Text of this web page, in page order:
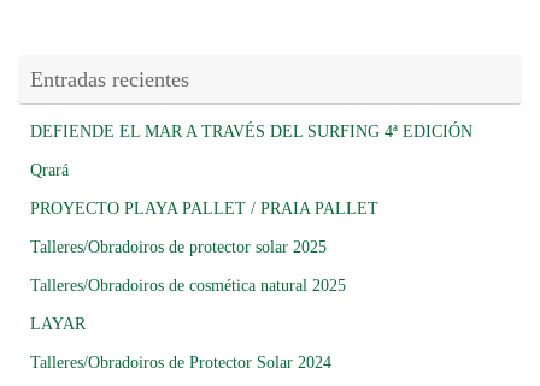
Entradas recientes
DEFIENDE EL MAR A TRAVÉS DEL SURFING 4ª EDICIÓN
Qrará
PROYECTO PLAYA PALLET / PRAIA PALLET
Talleres/Obradoiros de protector solar 2025
Talleres/Obradoiros de cosmética natural 2025
LAYAR
Talleres/Obradoiros de Protector Solar 2024